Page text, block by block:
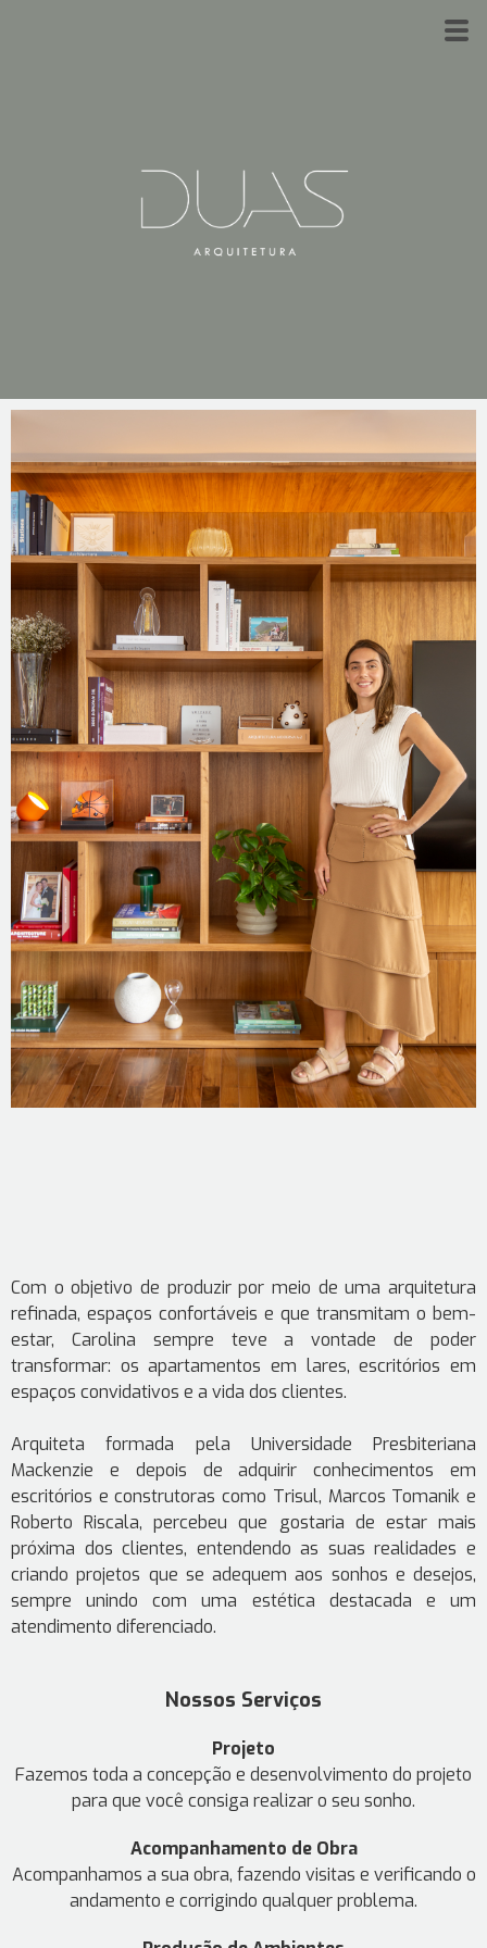
Com o objetivo de produzir por meio de uma arquitetura
refinada, espaços confortáveis e que transmitam o bem-
estar, Carolina sempre teve a vontade de poder
transformar: os apartamentos em lares, escritórios em
espaços convidativos e a vida dos clientes.
Arquiteta formada pela Universidade Presbiteriana
Mackenzie e depois de adquirir conhecimentos em
escritórios e construtoras como Trisul, Marcos Tomanik e
Roberto Riscala, percebeu que gostaria de estar mais
próxima dos clientes, entendendo as suas realidades e
criando projetos que se adequem aos sonhos e desejos,
sempre unindo com uma estética destacada e um
atendimento diferenciado.
Nossos Serviços
Projeto
Fazemos toda a concepção e desenvolvimento do projeto
para que você consiga realizar o seu sonho.
Acompanhamento de Obra
Acompanhamos a sua obra, fazendo visitas e verificando o
andamento e corrigindo qualquer problema.